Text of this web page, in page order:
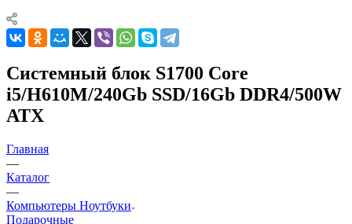
Cистемный блок S1700 Core
i5/H610M/240Gb SSD/16Gb DDR4/500W
ATX
Главная
—
Каталог
—
Компьютеры Ноутбуки
Подарочные